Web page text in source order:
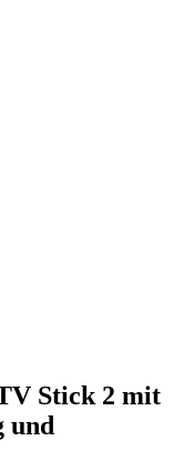
Stick 2 mit
und